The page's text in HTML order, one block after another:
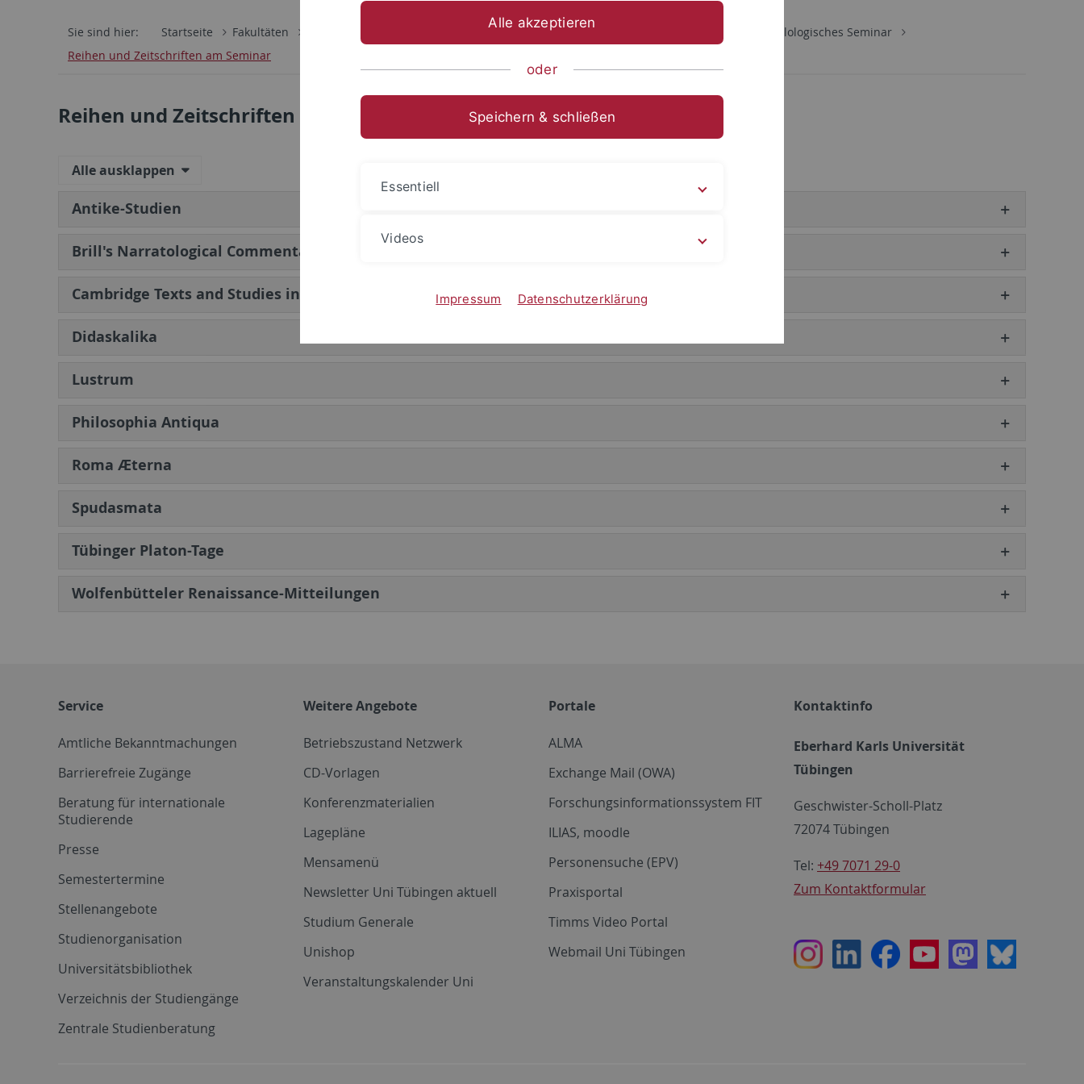
Sie sind hier: Startseite Fakultäten Fachbereiche Altertums- und Kunstwissenschaften
Philologisches Seminar
Reihen und Zeitschriften am Seminar
Reihen und Zeitschriften am Seminar
Alle ausklappen
Antike-Studien
Brill's Narratological Commentaries
Cambridge Texts and Studies in Platonism
Didaskalika
Lustrum
Philosophia Antiqua
Roma Æterna
Spudasmata
Tübinger Platon-Tage
Wolfenbütteler Renaissance-Mitteilungen
Service
Amtliche Bekanntmachungen
Barrierefreie Zugänge
Beratung für internationale
Studierende
Presse
Semestertermine
Stellenangebote
Studienorganisation
Universitätsbibliothek
Verzeichnis der Studiengänge
Zentrale Studienberatung
Weitere Angebote
Betriebszustand Netzwerk
CD-Vorlagen
Konferenzmaterialien
Lagepläne
Mensamenü
Newsletter Uni Tübingen aktuell
Studium Generale
Unishop
Veranstaltungskalender Uni
Portale
ALMA
Exchange Mail (OWA)
Forschungsinformationssystem FIT
ILIAS, moodle
Personensuche (EPV)
Praxisportal
Timms Video Portal
Webmail Uni Tübingen
Kontaktinfo
Eberhard Karls Universität
Tübingen
Geschwister-Scholl-Platz
72074 Tübingen
Tel: +49 7071 29-0
Zum Kontaktformular
InstagramLinkedInFacebookYoutubeMastodon
Bluesky
Alle akzeptieren
oder
Speichern & schließen
Essentiell
Videos
Impressum Datenschutzerklärung